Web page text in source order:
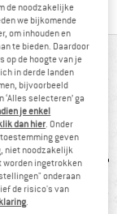
de noodzakelijke
we bijkomende
om inhouden en
te bieden. Daardoor
op de hoogte van je
in derde landen
bijvoorbeeld
selecteren’ ga
je enkel
dan hier . Onder
toestemming geven
niet noodzakelijk
worden ingetrokken
onderaan
de risico's van